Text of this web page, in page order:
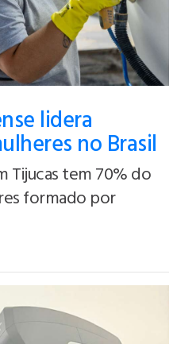
lidera
no Brasil
Tijucas tem 70% do
formado por